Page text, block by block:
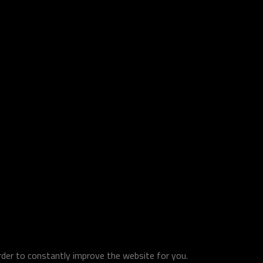
to constantly improve the website for you.